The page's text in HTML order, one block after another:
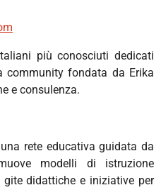
più conosciuti dedicati
community fondata da Erika
e consulenza.
una rete educativa guidata da
modelli di istruzione
gite didattiche e iniziative per